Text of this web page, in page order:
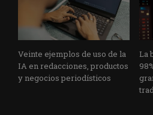
Veinte ejemplos de uso de la
IA en redacciones, productos
y negocios periodísticos
La